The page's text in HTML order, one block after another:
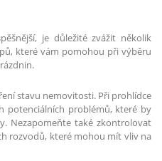
je důležité zvážit několik
které vám pomohou při výběru
stavu nemovitosti. Při prohlídce
potenciálních problémů, které by
Nezapomeňte také zkontrolovat
rozvodů, které mohou mít vliv na